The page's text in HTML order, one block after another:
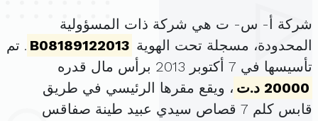
شركة أ- س- ت هي شركة ذات المسؤولية
المحدودة، مسجلة تحت الهوية B08189122013 . تم
تأسيسها في 7 أكتوبر 2013 برأس مال قدره
20000 د.ت
، ويقع مقرها الرئيسي في طريق
قابس كلم 7 قصاص سيدي عبيد طينة صفاقس